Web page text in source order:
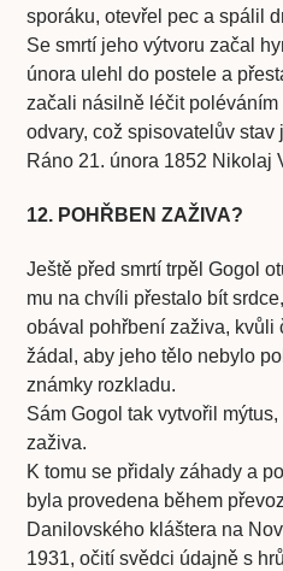
sporáku, otevřel pec a spálil
Se smrtí jeho výtvoru začal
února ulehl do postele a
začali násilně léčit
odvary, což spisovatelův stav
Ráno 21. února 1852 Nikolaj
12. POHŘBEN ZAŽIVA?
Ještě před smrtí trpěl Gogol
mu na chvíli přestalo bít
obával pohřbení zaživa, kvůli
žádal, aby jeho tělo nebylo
známky rozkladu.
Sám Gogol tak vytvořil
zaživa.
K tomu se přidaly záhady a
byla provedena během
Danilovského kláštera na
1931, očití svědci údajně s